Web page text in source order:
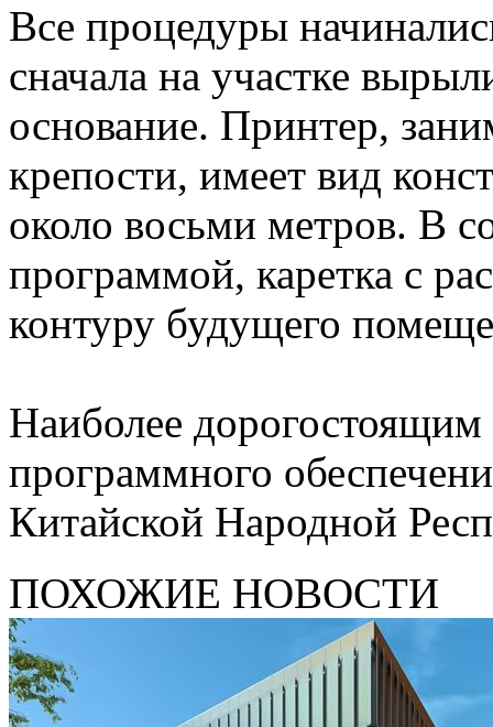
Все процедуры
сначала на участке
основание. Принтер,
крепости, имеет вид
около восьми метров. В
программой, каретка с
контуру будущего
Наиболее
программного
Китайской Народной
ПОХОЖИЕ НОВОСТИ